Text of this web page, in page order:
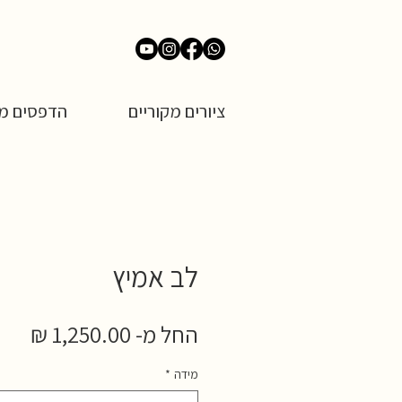
ציורים מקוריים הדפסים
לב אמיץ
החל מ- 1,250.00 ₪
מידה *